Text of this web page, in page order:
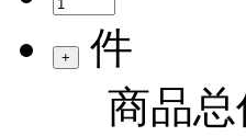
件
商品总